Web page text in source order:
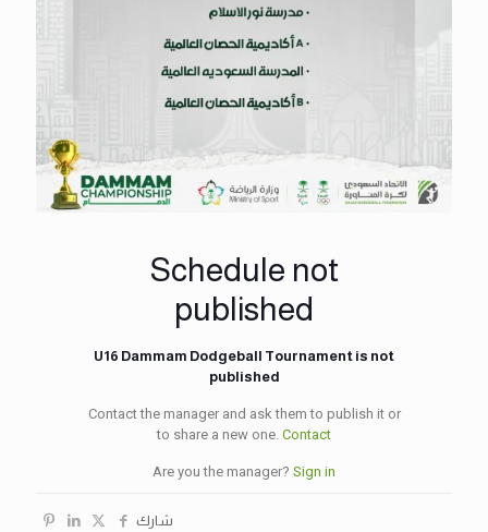
Schedule not
published
U16 Dammam Dodgeball Tournament is not
published
Contact the manager and ask them to publish it or
to share a new one. Contact
Are you the manager? Sign in
شارك